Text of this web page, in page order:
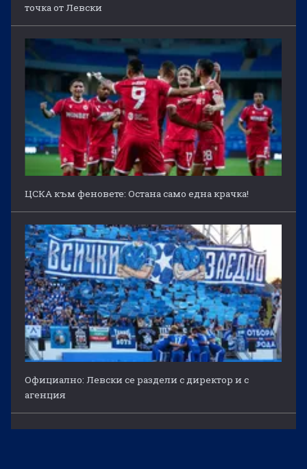
точка от Левски
ЦСКА към феновете: Остана само една крачка!
Официално: Левски се раздели с директор и с
агенция